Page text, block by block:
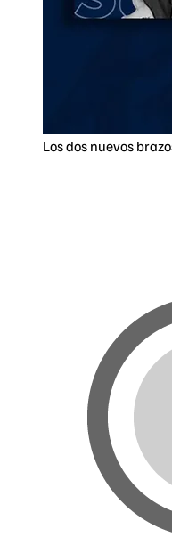
Los dos nuevos